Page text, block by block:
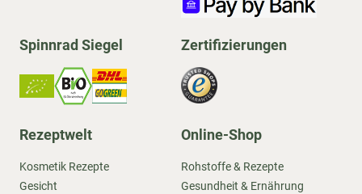
Spinnrad Siegel Zertifizierungen
Rezeptwelt
Kosmetik Rezepte
Gesicht
Online-Shop
Rohstoffe & Rezepte
Gesundheit & Ernährung